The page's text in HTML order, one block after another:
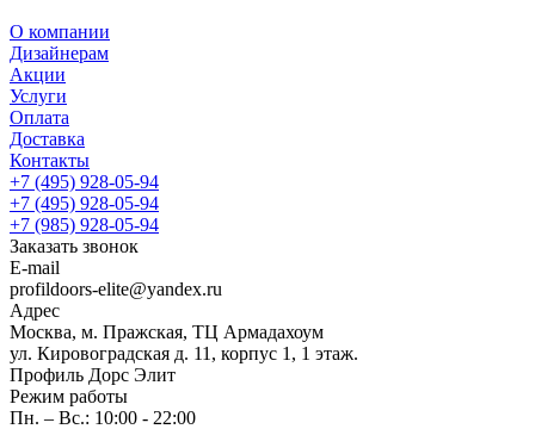
О компании
Дизайнерам
Акции
Услуги
Оплата
Доставка
Контакты
+7 (495) 928-05-94
+7 (495) 928-05-94
+7 (985) 928-05-94
Заказать звонок
E-mail
profildoors-elite@yandex.ru
Адрес
Москва, м. Пражская, ТЦ Армадахоум
ул. Кировоградская д. 11, корпус 1, 1 этаж.
Профиль Дорс Элит
Режим работы
Пн. – Вс.: 10:00 - 22:00